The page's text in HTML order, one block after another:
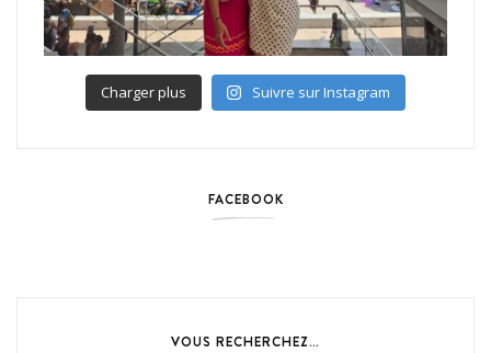
Charger plus Suivre sur Instagram
FACEBOOK
VOUS RECHERCHEZ…